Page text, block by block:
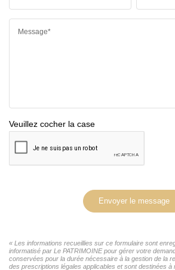
Message*
Veuillez cocher la case
Envoyer le message
« Les informations recueillies sur ce formulaire sont
informatisé par Le PATRIMOINE pour gérer votre
conservées pour la durée nécessaire à la gestion de la
des prescriptions légales applicables et sont destinées à